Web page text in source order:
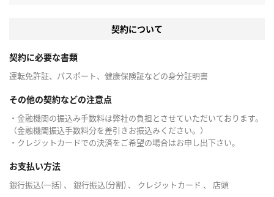
契約について
契約に必要な書類
運転免許証、パスポート、健康保険証などの身分証明書
その他の契約などの注意点
・金融機関の振込み手数料は弊社の負担とさせていただいております。
（金融機関振込手数料分を差引きお振込みください。）
・クレジットカードでの決済をご希望の場合はお申し出下さい。
お支払い方法
銀行振込(一括) 、 銀行振込(分割) 、 クレジットカード 、 店頭